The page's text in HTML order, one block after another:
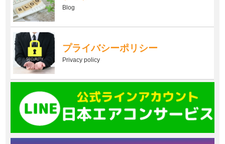
Blog
プライバシーポリシー
Privacy policy